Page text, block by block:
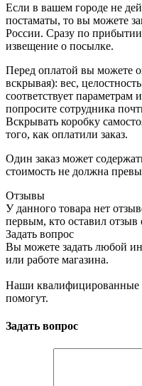
Если в вашем городе не
постаматы, то вы можете
России. Сразу по
извещение о посылке.
Перед оплатой вы можете
вскрывая): вес,
соответствует параметрам
попросите сотрудника
Вскрывать коробку
того, как оплатили заказ.
Один заказ может
стоимость не должна
Отзывы
У данного товара нет
первым, кто оставил отзыв
Задать вопрос
Вы можете задать любой
или работе магазина.
Наши квалифицированные
помогут.
Задать вопрос